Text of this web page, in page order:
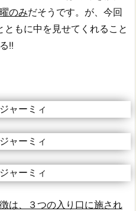
のみだそうです。 が、今回
もに中を見せてくれること
!!
は、３つの入り口に施され